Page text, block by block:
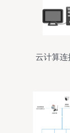
云计算连